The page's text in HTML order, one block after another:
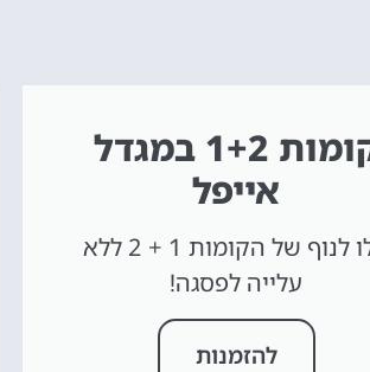
קומות 1+2 במגדל
אייפל
עלו לנוף של הקומות 1 + 2 ללא
עלייה לפסגה!
להזמנות